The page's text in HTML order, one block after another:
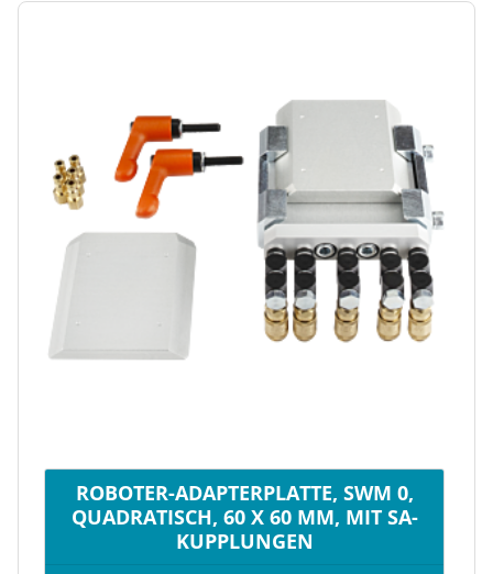
ROBOTER-ADAPTERPLATTE, SWM 0,
QUADRATISCH, 60 X 60 MM, MIT SA-
KUPPLUNGEN